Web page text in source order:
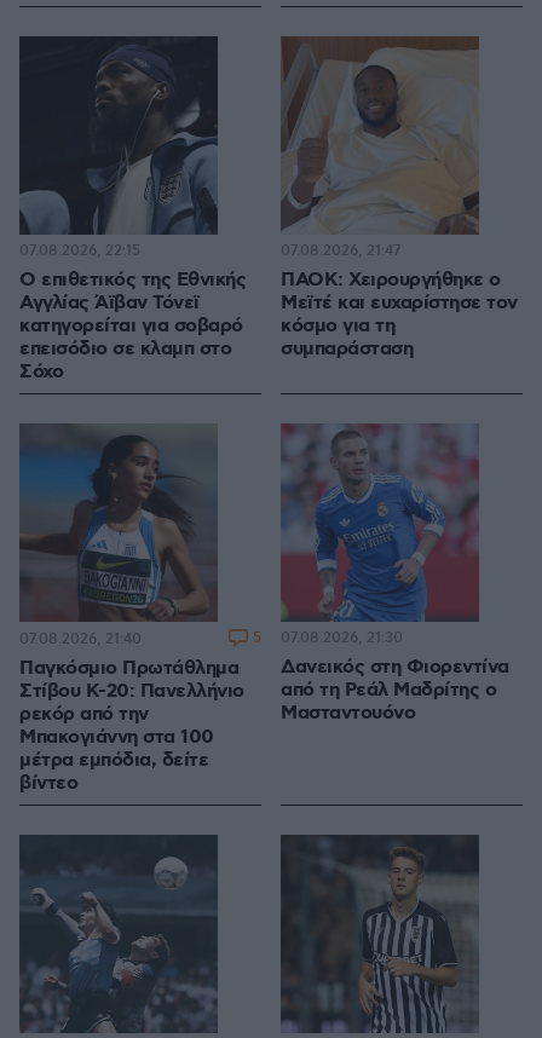
Ο επιθετικός της Εθνικής
Αγγλίας Άϊβαν Τόνεϊ
κατηγορείται για σοβαρό
επεισόδιο σε κλαμπ στο
Σόχο
07.08.2026, 22:15
ΠΑΟΚ: Χειρουργήθηκε ο
Μεϊτέ και ευχαρίστησε τον
κόσμο για τη
συμπαράσταση
07.08.2026, 21:47
Παγκόσμιο Πρωτάθλημα
Στίβου Κ-20: Πανελλήνιο
ρεκόρ από την
Μπακογιάννη στα 100
μέτρα εμπόδια, δείτε
βίντεο
07.08.2026, 21:40 5
Δανεικός στη Φιορεντίνα
από τη Ρεάλ Μαδρίτης ο
Μασταντουόνο
07.08.2026, 21:30